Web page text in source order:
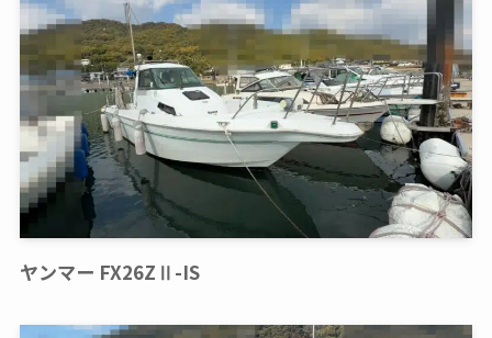
ヤンマー FX26ZⅡ-IS